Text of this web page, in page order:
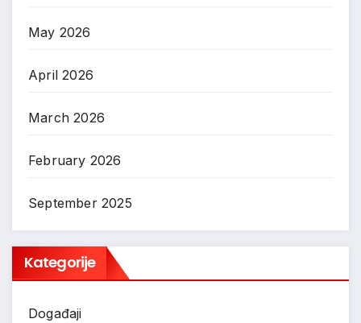
May 2026
April 2026
March 2026
February 2026
September 2025
Kategorije
Događaji